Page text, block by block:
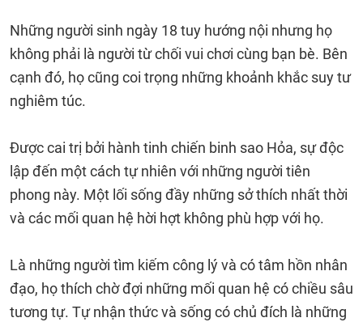
Những người sinh ngày 18 tuy hướng nội nhưng họ
không phải là người từ chối vui chơi cùng bạn bè. Bên
cạnh đó, họ cũng coi trọng những khoảnh khắc suy tư
nghiêm túc.
Được cai trị bởi hành tinh chiến binh sao Hỏa, sự độc
lập đến một cách tự nhiên với những người tiên
phong này. Một lối sống đầy những sở thích nhất thời
và các mối quan hệ hời hợt không phù hợp với họ.
Là những người tìm kiếm công lý và có tâm hồn nhân
đạo, họ thích chờ đợi những mối quan hệ có chiều sâu
tương tự. Tự nhận thức và sống có chủ đích là những